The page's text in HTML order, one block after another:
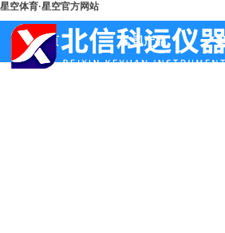
星空体育·星空官方网站
首页 公司产品